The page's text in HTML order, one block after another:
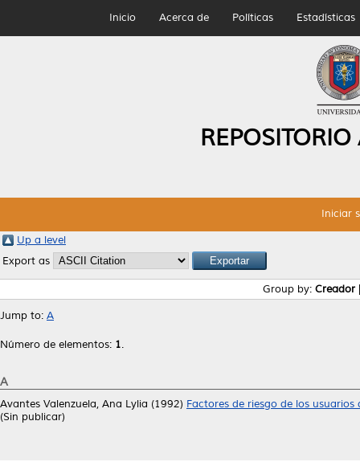
Inicio Acerca de Políticas Estadísticas
Iniciar
Up a level
Export as
Group by: Creador
Jump to: A
Número de elementos: 1.
A
Avantes Valenzuela, Ana Lylia (1992) Factores de riesgo de los
(Sin publicar)